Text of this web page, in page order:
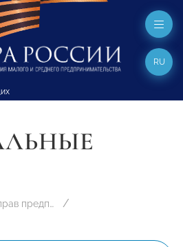
RU
Бюро по защите прав предпринимателей